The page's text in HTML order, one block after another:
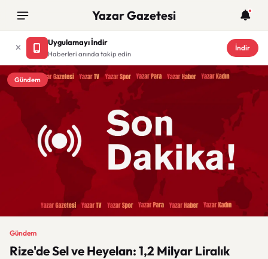
Yazar Gazetesi
Uygulamayı İndir
Haberleri anında takip edin
İndir
Gündem
Gündem
Rize'de Sel ve Heyelan: 1,2 Milyar Liralık